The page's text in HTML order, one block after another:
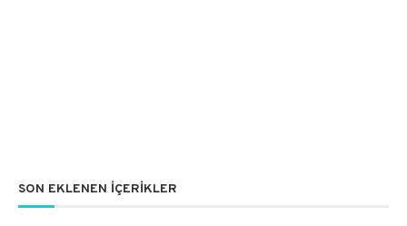
SON EKLENEN İÇERIKLER